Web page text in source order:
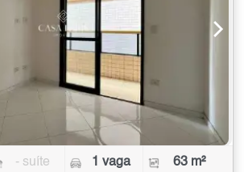
- suíte 1 vaga 63 m²